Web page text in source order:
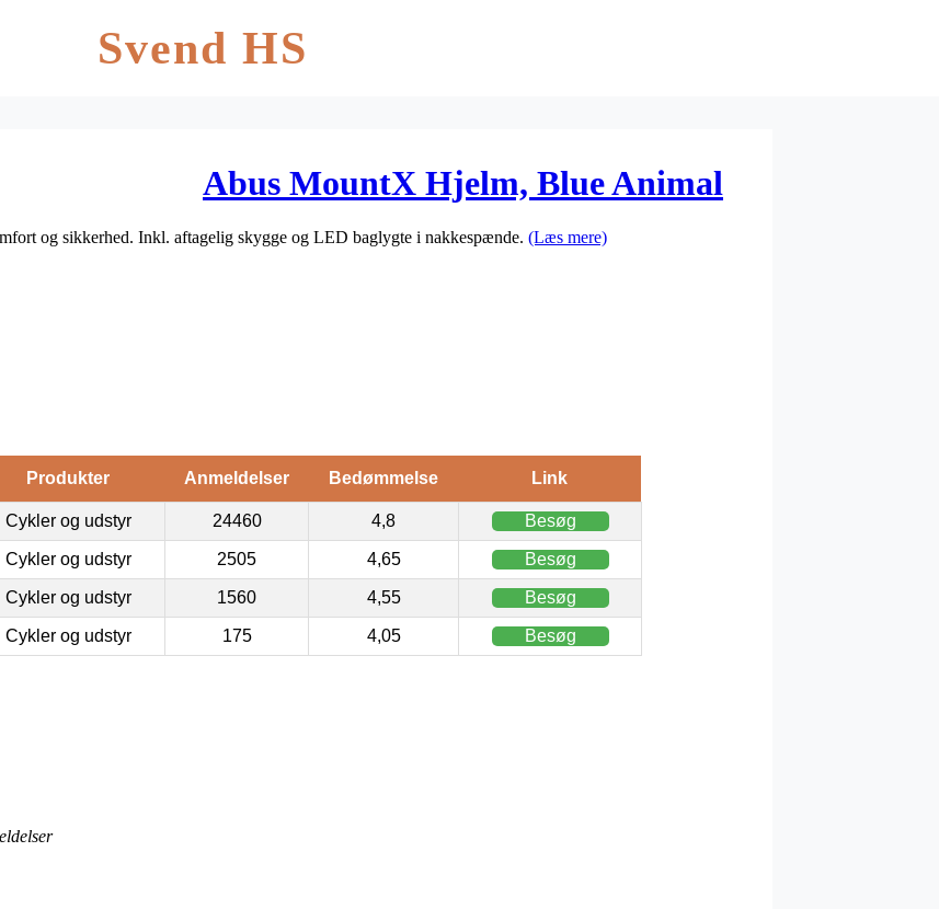
Svend HS
Abus MountX Hjelm, Blue Animal
og sikkerhed. Inkl. aftagelig skygge og LED baglygte i nakkespænde. (Læs mere)
Produkter Anmeldelser Bedømmelse Link
Cykler og udstyr 24460 4,8 Besøg
Cykler og udstyr 2505 4,65 Besøg
Cykler og udstyr 1560 4,55 Besøg
Cykler og udstyr 175 4,05 Besøg